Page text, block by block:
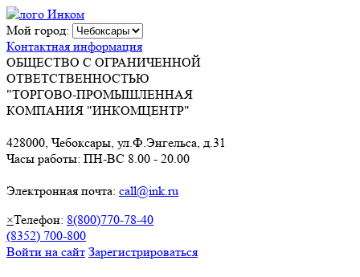
Мой город:
Контактная информация
ОБЩЕСТВО С ОГРАНИЧЕННОЙ
ОТВЕТСТВЕННОСТЬЮ
"ТОРГОВО-ПРОМЫШЛЕННАЯ
КОМПАНИЯ "ИНКОМЦЕНТР"
428000, Чебоксары, ул.Ф.Энгельса, д.31
Часы работы: ПН-ВС 8.00 - 20.00
Электронная почта: call@ink.ru
×Телефон: 8(800)770-78-40
(8352) 700-800
Войти на сайт Зарегистрироваться